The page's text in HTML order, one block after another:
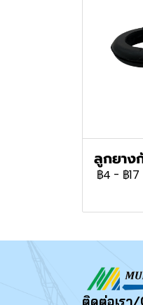
ลูกยาง
฿4 - ฿17
ติดต่อเรา